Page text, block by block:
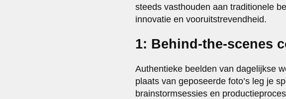
steeds vasthouden aan traditionele
innovatie en vooruitstrevendheid.
1: Behind-the-scenes
Authentieke beelden van dagelijkse
plaats van geposeerde foto’s leg je
brainstormsessies en